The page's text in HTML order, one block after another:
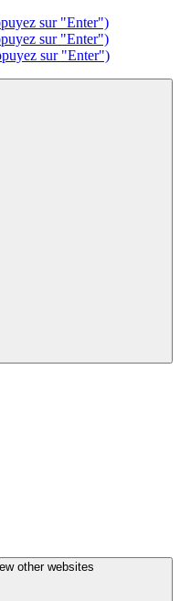
sur "Enter")
sur "Enter")
sur "Enter")
other websites